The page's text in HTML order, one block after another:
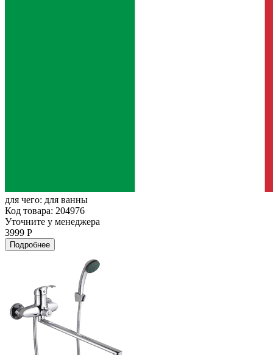
для чего: для ванны
Код товара: 204976
Уточните у менеджера
3999 Р
Подробнее